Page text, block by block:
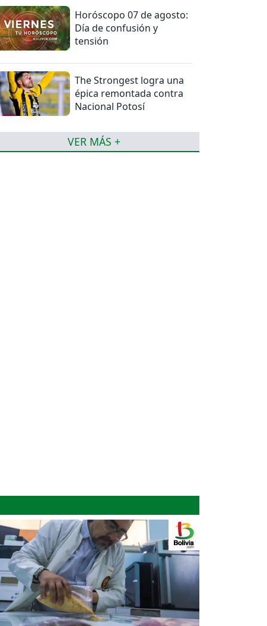
Horóscopo 07 de agosto:
Día de confusión y
tensión
The Strongest logra una
épica remontada contra
Nacional Potosí
VER MÁS +